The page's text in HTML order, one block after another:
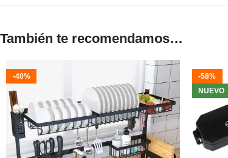
También te recomendamos…
-40%
-58%
NUEVO